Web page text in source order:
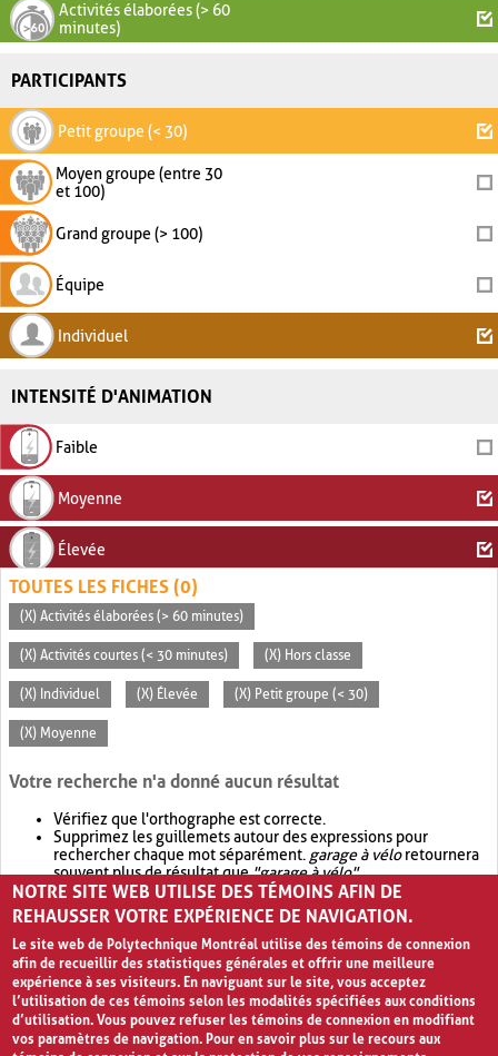
Activités élaborées (> 60
minutes)
PARTICIPANTS
Petit groupe (< 30)
Moyen groupe (entre 30
et 100)
Grand groupe (> 100)
Équipe
Individuel
INTENSITÉ D'ANIMATION
Faible
Moyenne
Élevée
TOUTES LES FICHES (0)
(X) Activités élaborées (> 60 minutes)
(X) Activités courtes (< 30 minutes) (X) Hors classe
(X) Individuel (X) Élevée (X) Petit groupe (< 30)
(X) Moyenne
Votre recherche n'a donné aucun résultat
Vérifiez que l'orthographe est correcte.
Supprimez les guillemets autour des expressions pour
rechercher chaque mot séparément. garage à véloretournera
souvent plus de résultat que"garage à vélo".
Envisagez d'élargir votre recherche avec OR.garage OR vélo
retournera souvent plus de résultat quegarage à vélo
NOTRE SITE WEB UTILISE DES TÉMOINS AFIN DE
REHAUSSER VOTRE EXPÉRIENCE DE NAVIGATION.
Le site web de Polytechnique Montréal utilise des témoins de connexion
afin de recueillir des statistiques générales et offrir une meilleure
expérience à ses visiteurs. En naviguant sur le site, vous acceptez
l’utilisation de ces témoins selon les modalités spécifiées aux conditions
d’utilisation. Vous pouvez refuser les témoins de connexion en modifiant
vos paramètres de navigation. Pour en savoir plus sur le recours aux